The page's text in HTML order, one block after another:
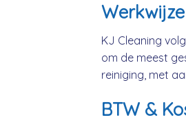
KJ Cleaning
om de meest
reiniging, met
BTW &